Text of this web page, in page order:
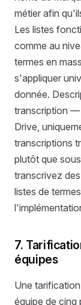
métier afin
Les listes
comme au
termes en
s'appliquer
donnée.
transcription —
Drive,
transcriptions
plutôt que
transcrivez
listes de
7.
équipes
Une
équipe de cinq